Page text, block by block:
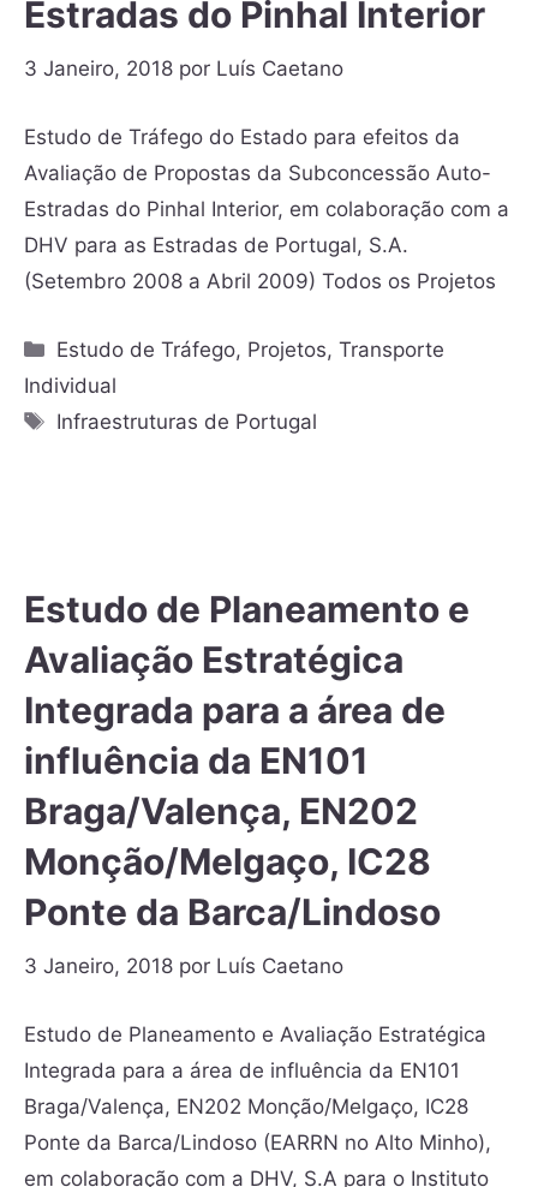
Estradas do Pinhal Interior
3 Janeiro, 2018 por Luís Caetano
Estudo de Tráfego do Estado para efeitos da
Avaliação de Propostas da Subconcessão Auto-
Estradas do Pinhal Interior, em colaboração com a
DHV para as Estradas de Portugal, S.A.
(Setembro 2008 a Abril 2009) Todos os Projetos
Estudo de Tráfego, Projetos,Transporte
Individual
Infraestruturas de Portugal
Estudo de Planeamento e
Avaliação Estratégica
Integrada para a área de
influência da EN101
Braga/Valença, EN202
Monção/Melgaço, IC28
Ponte da Barca/Lindoso
3 Janeiro, 2018 por Luís Caetano
Estudo de Planeamento e Avaliação Estratégica
Integrada para a área de influência da EN101
Braga/Valença, EN202 Monção/Melgaço, IC28
Ponte da Barca/Lindoso (EARRN no Alto Minho),
em colaboração com a DHV, S.A para o Instituto